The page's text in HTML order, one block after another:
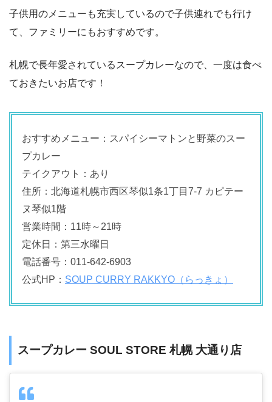
子供用のメニューも充実しているので子供連れでも行け
て、ファミリーにもおすすめです。
札幌で長年愛されているスープカレーなので、一度は食べ
ておきたいお店です！
おすすめメニュー：スパイシーマトンと野菜のスー
プカレー
テイクアウト：あり
住所：北海道札幌市西区琴似1条1丁目7-7 カピテー
ヌ琴似1階
営業時間：11時～21時
定休日：第三水曜日
電話番号：011-642-6903
公式HP： SOUP CURRY RAKKYO（らっきょ）
スープカレー SOUL STORE 札幌 大通り店